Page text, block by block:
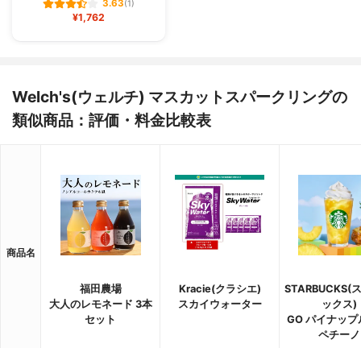
3.63(1)
¥1,762
Welch's(ウェルチ) マスカットスパークリングの
類似商品：評価・料金比較表
商品名
福田農場
大人のレモネード 3本
セット
Kracie(クラシエ)
スカイウォーター
STARBUCKS(
ックス)
GO パイナップ
ペチーノ